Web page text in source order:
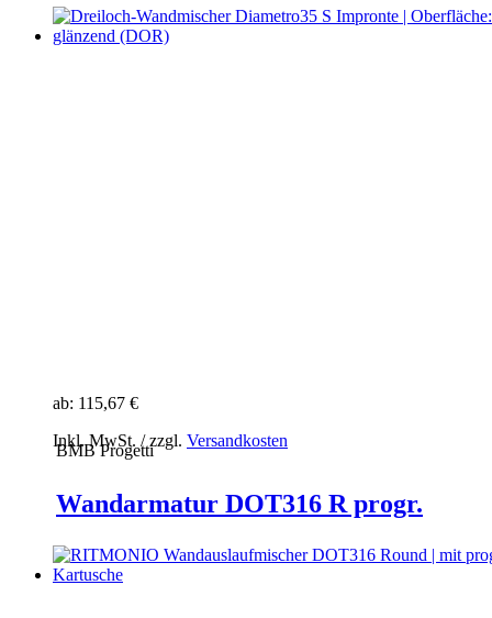
ab: 115,67 €
Inkl. MwSt. / zzgl. Versandkosten
BMB Progetti
Wandarmatur DOT316 R progr.